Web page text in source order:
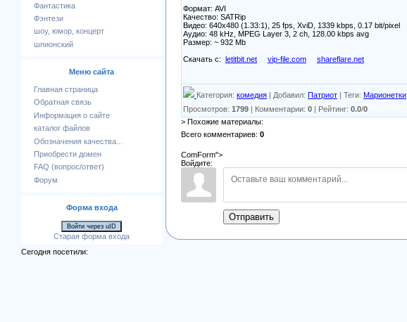
Фантастика
Фэнтези
шоу, юмор, концерт
шпионский
Меню сайта
Главная страница
Обратная связь
Информация о сайте
каталог файлов
Обозначения качества...
Приобрести домен
FAQ (вопрос/ответ)
Форум
Форма входа
Войти через uID
Старая форма входа
Сегодня посетили:
Формат: AVI
Качество: SATRip
Видео: 640x480 (1.33:1), 25 fps, XviD, 1339 kbps, 0.17 bit/pixel
Аудио: 48 kHz, MPEG Layer 3, 2 ch, 128.00 kbps avg
Размер: ~ 932 Mb
Скачать с: letitbit.net vip-file.com shareflare.net
Категория: комедия | Добавил: Патриот | Теги: Марионетки
Просмотров: 1799 | Комментарии: 0 | Рейтинг: 0.0/0
> Похожие материалы:
Всего комментариев: 0
ComForm">
Войдите:
Отправить